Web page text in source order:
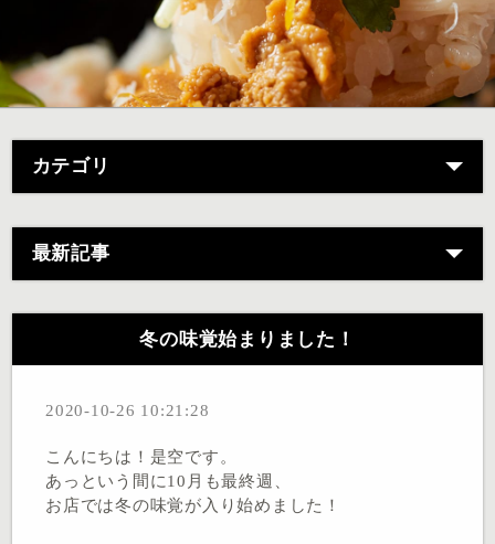
カテゴリ
最新記事
冬の味覚始まりました！
2020-10-26 10:21:28
こんにちは！是空です。
あっという間に10月も最終週、
お店では冬の味覚が入り始めました！